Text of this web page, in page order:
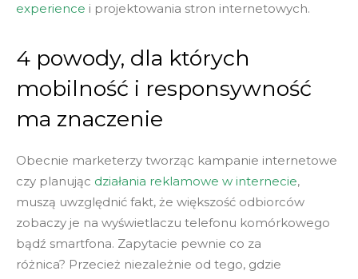
experience i projektowania stron internetowych.
4 powody, dla których
mobilność i responsywność
ma znaczenie
Obecnie marketerzy tworząc kampanie internetowe
czy planując działania reklamowe w internecie,
muszą uwzględnić fakt, że większość odbiorców
zobaczy je na wyświetlaczu telefonu komórkowego
bądź smartfona. Zapytacie pewnie co za
różnica? Przecież niezależnie od tego, gdzie